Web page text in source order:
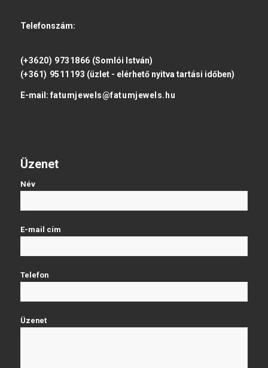
Telefonszám:
(+3620) 9731866 (Somlói István)
(+361) 9511193 (üzlet - elérhető nyitva tartási időben)
E-mail: fatumjewels@fatumjewels.hu
Üzenet
Név
E-mail cím
Telefon
Üzenet